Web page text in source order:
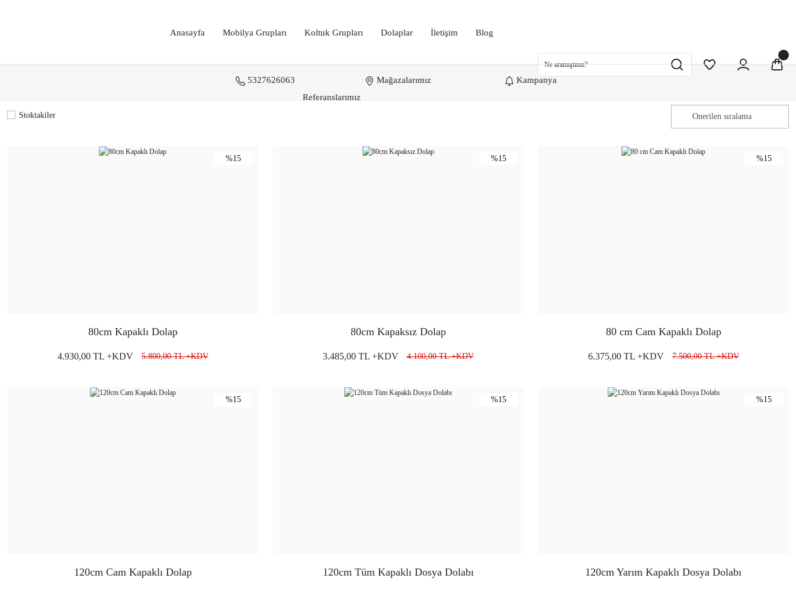
Anasayfa Mobilya Grupları Koltuk Grupları Dolaplar İletişim Blog
Referanslarımız
5327626063 Mağazalarımız Kampanya
Dolaplar Ahşap Dosya Dolapları
Stoktakiler
%15
80cm Kapaklı Dolap
4.930,00 TL +KDV 5.800,00 TL +KDV
%15
80cm Kapaksız Dolap
3.485,00 TL +KDV 4.100,00 TL +KDV
%15
80 cm Cam Kapaklı Dolap
6.375,00 TL +KDV 7.500,00 TL +KDV
%15
120cm Cam Kapaklı Dolap
%15
120cm Tüm Kapaklı Dosya Dolabı
%15
120cm Yarım Kapaklı Dosya Dolabı